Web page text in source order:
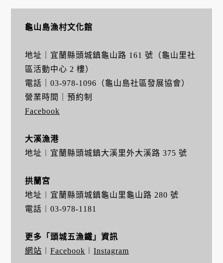
龜山島漁村文化館
地址｜宜蘭縣頭城鎮龜山路 161 號（龜山里社
區活動中心 2 樓）
電話｜03-978-1096（龜山島社區發展協會）
營業時間｜預約制
Facebook
大溪漁港
地址︱宜蘭縣頭城鎮大溪里外大溪路 375 號
拱蘭宮
地址︱宜蘭縣頭城鎮龜山里龜山路 280 號
電話︱03-978-1181
更多「頭城五漁鐵」資訊
網站
Facebook Instagram